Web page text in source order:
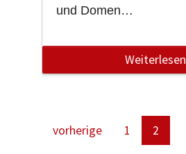
und Domen…
Weiterlesen
vorherige 1 2